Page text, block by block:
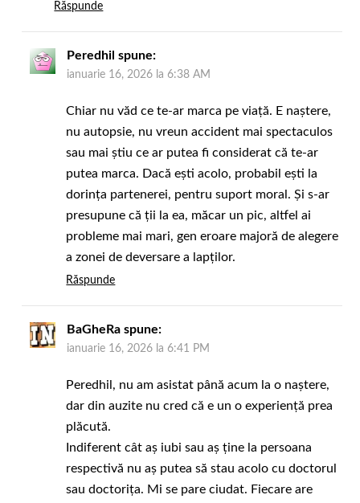
Răspunde
Peredhil spune:
ianuarie 16, 2026 la 6:38 AM
Chiar nu văd ce te-ar marca pe viață. E naștere,
nu autopsie, nu vreun accident mai spectaculos
sau mai știu ce ar putea fi considerat că te-ar
putea marca. Dacă ești acolo, probabil ești la
dorința partenerei, pentru suport moral. Și s-ar
presupune că ții la ea, măcar un pic, altfel ai
probleme mai mari, gen eroare majoră de alegere
a zonei de deversare a lapților.
Răspunde
BaGheRa spune:
ianuarie 16, 2026 la 6:41 PM
Peredhil, nu am asistat până acum la o naștere,
dar din auzite nu cred că e un o experiență prea
plăcută.
Indiferent cât aș iubi sau aș ține la persoana
respectivă nu aș putea să stau acolo cu doctorul
sau doctorița. Mi se pare ciudat. Fiecare are